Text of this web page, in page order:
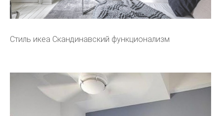
Стиль икеа Скандинавский функционализм